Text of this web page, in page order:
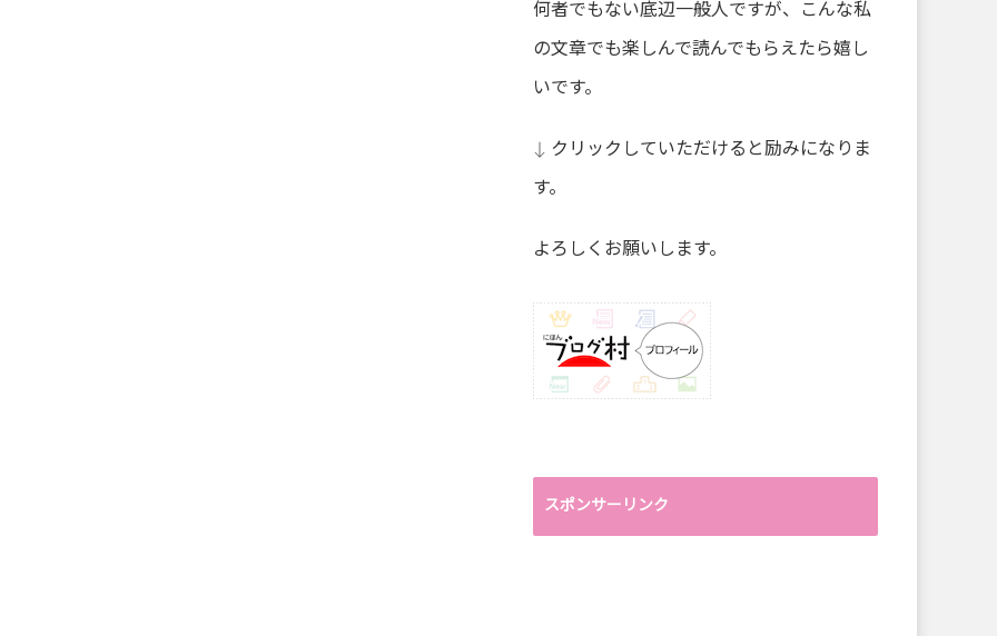
何者でもない底辺一般人ですが、こんな私
の文章でも楽しんで読んでもらえたら嬉し
いです。
↓ クリックしていただけると励みになりま
す。
よろしくお願いします。
スポンサーリンク